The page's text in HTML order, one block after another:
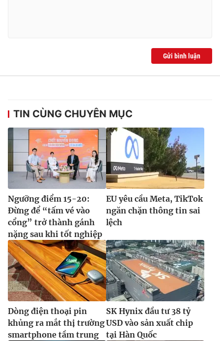
Gửi bình luận
TIN CÙNG CHUYÊN MỤC
Ngưỡng điểm 15-20:
Đừng để “tấm vé vào
cổng” trở thành gánh
nặng sau khi tốt nghiệp
EU yêu cầu Meta, TikTok
ngăn chặn thông tin sai
lệch
Dòng điện thoại pin
khủng ra mắt thị trường
smartphone tầm trung
SK Hynix đầu tư 38 tỷ
USD vào sản xuất chip
tại Hàn Quốc